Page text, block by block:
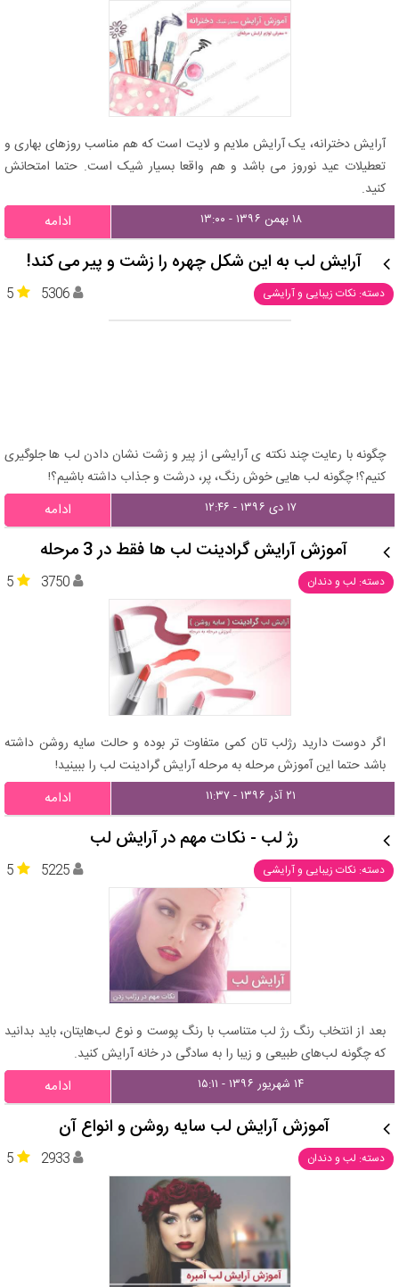
آرایش دخترانه، یک آرایش ملایم و لایت است که هم مناسب روزهای بهاری و
تعطیلات عید نوروز می باشد و هم واقعا بسیار شیک است. حتما امتحانش
کنید.
۱۸ بهمن ۱۳۹۶ - ۱۳:۰۰ ادامه
آرایش لب به این شکل چهره را زشت و پیر می کند!
دسته: نکات زیبایی و آرایشی 5 5306
چگونه با رعایت چند نکته ی آرایشی از پیر و زشت نشان دادن لب ها جلوگیری
کنیم؟! چگونه لب هایی خوش رنگ، پر، درشت و جذاب داشته باشیم؟!
۱۷ دی ۱۳۹۶ - ۱۲:۴۶ ادامه
آموزش آرایش گرادینت لب ها فقط در 3 مرحله
دسته: لب و دندان 5 3750
اگر دوست دارید رژلب تان کمی متفاوت تر بوده و حالت سایه روشن داشته
باشد حتما این آموزش مرحله به مرحله آرایش گرادینت لب را ببینید!
۲۱ آذر ۱۳۹۶ - ۱۱:۳۷ ادامه
رژ لب - نکات مهم در آرایش لب
دسته: نکات زیبایی و آرایشی 5 5225
بعد از انتخاب رنگ رژ لب متناسب با رنگ پوست و نوع لب‌هایتان، باید بدانید
که چگونه لب‌های طبیعی و زیبا را به سادگی در خانه آرایش کنید.
۱۴ شهریور ۱۳۹۶ - ۱۵:۱۱ ادامه
آموزش آرایش لب سایه روشن و انواع آن
دسته: لب و دندان 5 2933